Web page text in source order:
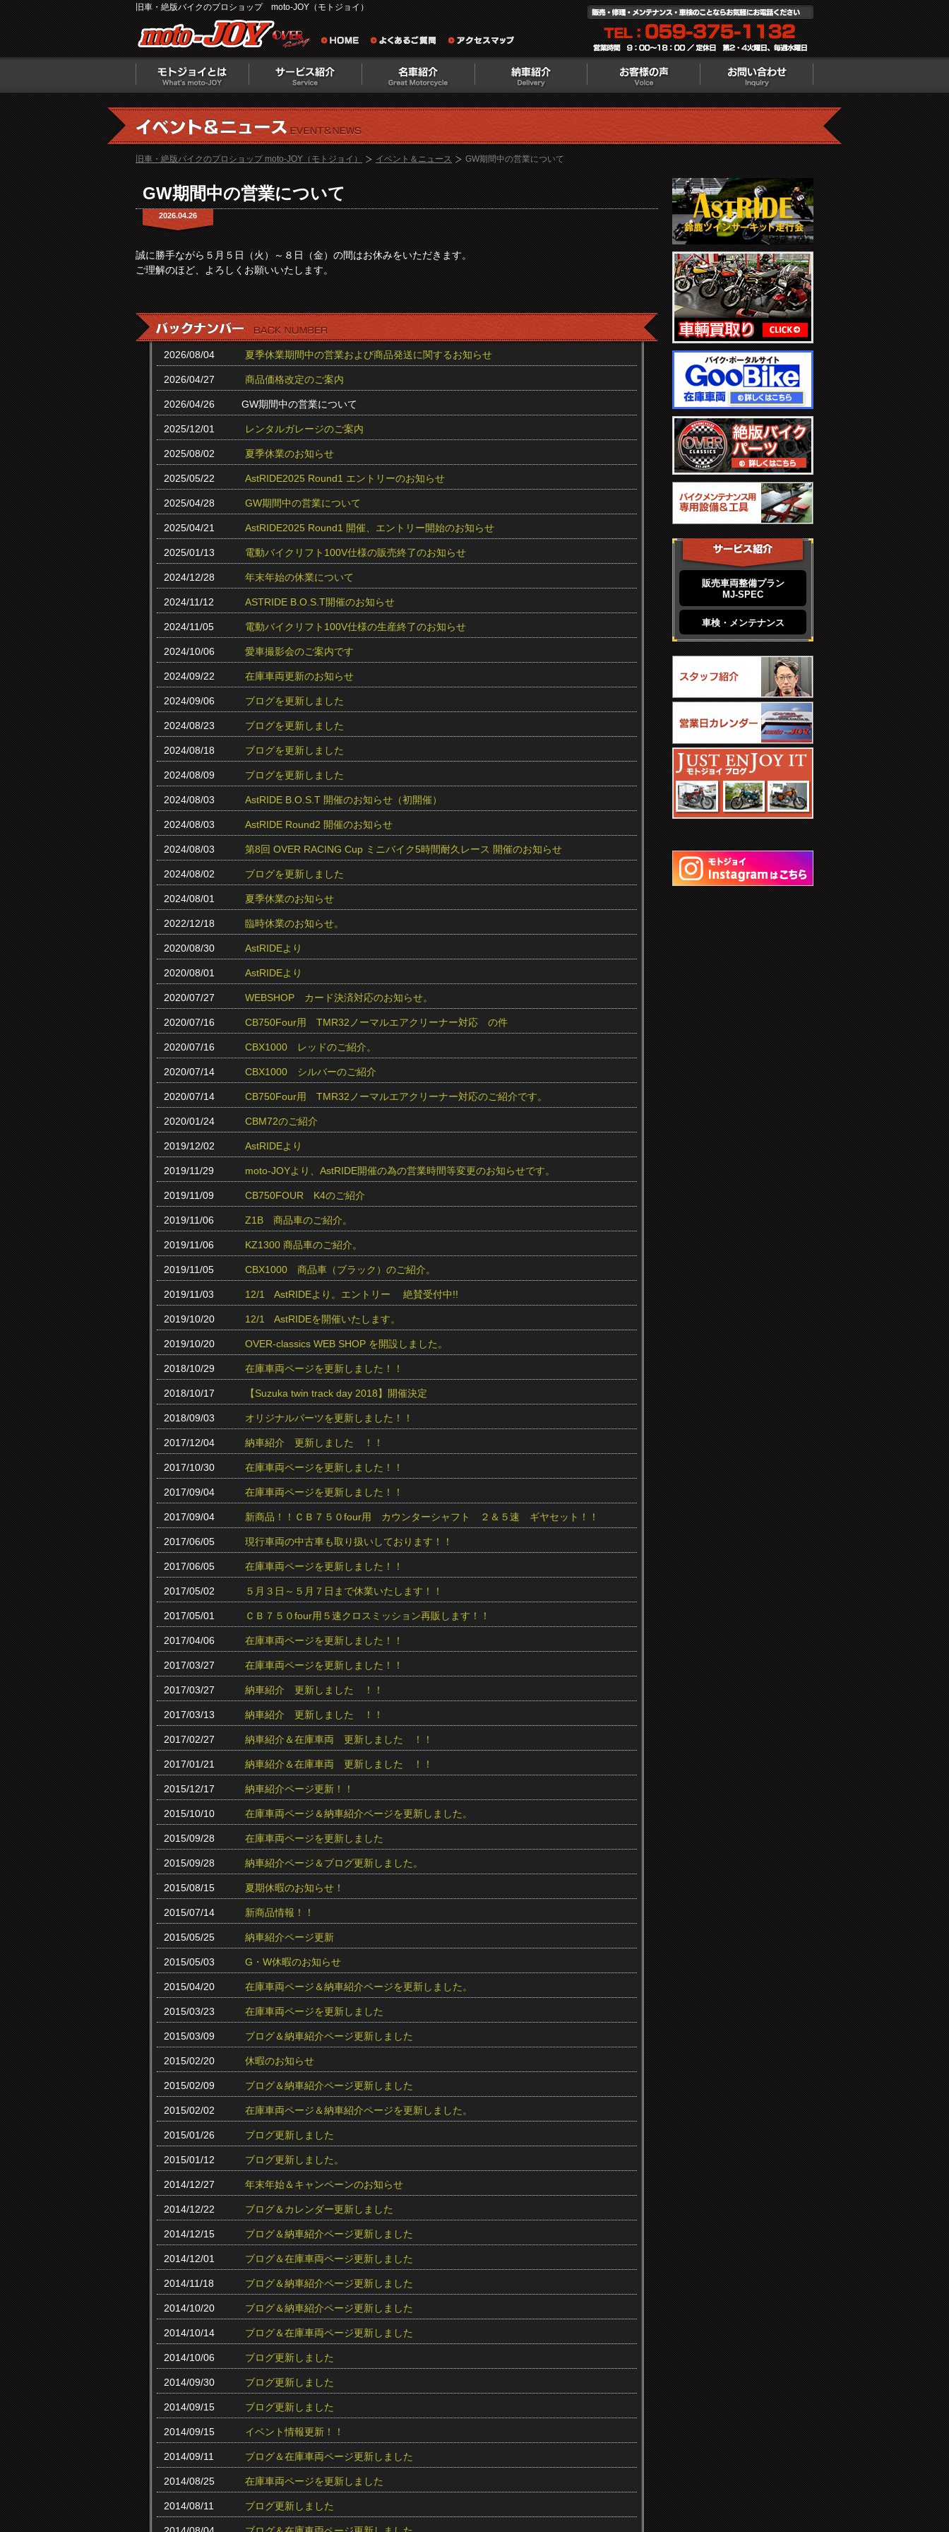
旧車・絶版バイクのプロショップ moto-JOY（モトジョイ）
旧車・絶版バイクのプロショップ moto-JOY（モトジョイ） イベント＆ニュース GW期間中の営業について
GW期間中の営業について
2026.04.26
誠に勝手ながら５月５日（火）～８日（金）の間はお休みをいただきます。
ご理解のほど、よろしくお願いいたします。
2026/08/04 夏季休業期間中の営業および商品発送に関するお知らせ
2026/04/27 商品価格改定のご案内
2026/04/26 GW期間中の営業について
2025/12/01 レンタルガレージのご案内
2025/08/02 夏季休業のお知らせ
2025/05/22 AstRIDE2025 Round1 エントリーのお知らせ
2025/04/28 GW期間中の営業について
2025/04/21 AstRIDE2025 Round1 開催、エントリー開始のお知らせ
2025/01/13 電動バイクリフト100V仕様の販売終了のお知らせ
2024/12/28 年末年始の休業について
2024/11/12 ASTRIDE B.O.S.T開催のお知らせ
2024/11/05 電動バイクリフト100V仕様の生産終了のお知らせ
2024/10/06 愛車撮影会のご案内です
2024/09/22 在庫車両更新のお知らせ
2024/09/06 ブログを更新しました
2024/08/23 ブログを更新しました
2024/08/18 ブログを更新しました
2024/08/09 ブログを更新しました
2024/08/03 AstRIDE B.O.S.T 開催のお知らせ（初開催）
2024/08/03 AstRIDE Round2 開催のお知らせ
2024/08/03 第8回 OVER RACING Cup ミニバイク5時間耐久レース 開催のお知らせ
2024/08/02 ブログを更新しました
2024/08/01 夏季休業のお知らせ
2022/12/18 臨時休業のお知らせ。
2020/08/30 AstRIDEより
2020/08/01 AstRIDEより
2020/07/27 WEBSHOP カード決済対応のお知らせ。
2020/07/16 CB750Four用 TMR32ノーマルエアクリーナー対応 の件
2020/07/16 CBX1000 レッドのご紹介。
2020/07/14 CBX1000 シルバーのご紹介
2020/07/14 CB750Four用 TMR32ノーマルエアクリーナー対応のご紹介です。
2020/01/24 CBM72のご紹介
2019/12/02 AstRIDEより
2019/11/29 moto-JOYより、AstRIDE開催の為の営業時間等変更のお知らせです。
2019/11/09 CB750FOUR K4のご紹介
2019/11/06 Z1B 商品車のご紹介。
2019/11/06 KZ1300 商品車のご紹介。
2019/11/05 CBX1000 商品車（ブラック）のご紹介。
2019/11/03 12/1 AstRIDEより。エントリー 絶賛受付中!!
2019/10/20 12/1 AstRIDEを開催いたします。
2019/10/20 OVER-classics WEB SHOP を開設しました。
2018/10/29 在庫車両ページを更新しました！！
2018/10/17 【Suzuka twin track day 2018】開催決定
2018/09/03 オリジナルパーツを更新しました！！
2017/12/04 納車紹介 更新しました ！！
2017/10/30 在庫車両ページを更新しました！！
2017/09/04 在庫車両ページを更新しました！！
2017/09/04 新商品！！ＣＢ７５０four用 カウンターシャフト ２＆５速 ギヤセット！！
2017/06/05 現行車両の中古車も取り扱いしております！！
2017/06/05 在庫車両ページを更新しました！！
2017/05/02 ５月３日～５月７日まで休業いたします！！
2017/05/01 ＣＢ７５０four用５速クロスミッション再販します！！
2017/04/06 在庫車両ページを更新しました！！
2017/03/27 在庫車両ページを更新しました！！
2017/03/27 納車紹介 更新しました ！！
2017/03/13 納車紹介 更新しました ！！
2017/02/27 納車紹介＆在庫車両 更新しました ！！
2017/01/21 納車紹介＆在庫車両 更新しました ！！
2015/12/17 納車紹介ページ更新！！
2015/10/10 在庫車両ページ＆納車紹介ページを更新しました。
2015/09/28 在庫車両ページを更新しました
2015/09/28 納車紹介ページ＆ブログ更新しました。
2015/08/15 夏期休暇のお知らせ！
2015/07/14 新商品情報！！
2015/05/25 納車紹介ページ更新
2015/05/03 G・W休暇のお知らせ
2015/04/20 在庫車両ページ＆納車紹介ページを更新しました。
2015/03/23 在庫車両ページを更新しました
2015/03/09 ブログ＆納車紹介ページ更新しました
2015/02/20 休暇のお知らせ
2015/02/09 ブログ＆納車紹介ページ更新しました
2015/02/02 在庫車両ページ＆納車紹介ページを更新しました。
2015/01/26 ブログ更新しました
2015/01/12 ブログ更新しました。
2014/12/27 年末年始＆キャンペーンのお知らせ
2014/12/22 ブログ＆カレンダー更新しました
2014/12/15 ブログ＆納車紹介ページ更新しました
2014/12/01 ブログ＆在庫車両ページ更新しました
2014/11/18 ブログ＆納車紹介ページ更新しました
2014/10/20 ブログ＆納車紹介ページ更新しました
2014/10/14 ブログ＆在庫車両ページ更新しました
2014/10/06 ブログ更新しました
2014/09/30 ブログ更新しました
2014/09/15 ブログ更新しました
2014/09/15 イベント情報更新！！
2014/09/11 ブログ＆在庫車両ページ更新しました
2014/08/25 在庫車両ページを更新しました
2014/08/11 ブログ更新しました
販売車両整備プラン
MJ-SPEC
車検・メンテナンス